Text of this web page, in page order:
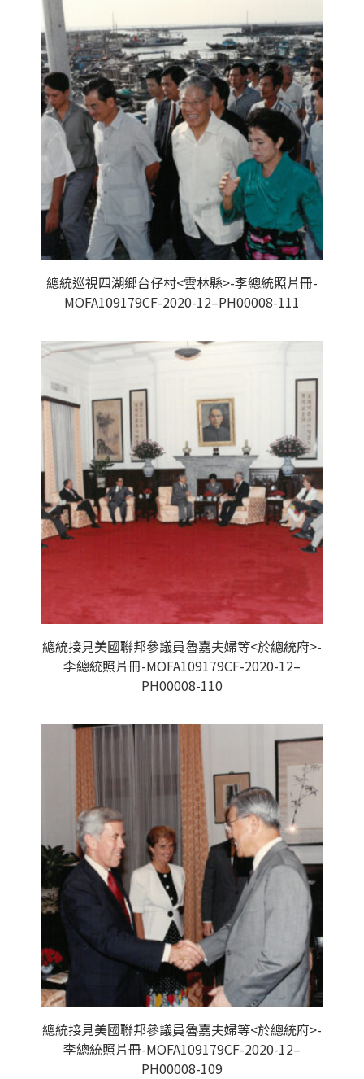
總統巡視四湖鄉台仔村<雲林縣>-李總統照片冊-
MOFA109179CF-2020-12–PH00008-111
總統接見美國聯邦參議員魯嘉夫婦等<於總統府>-
李總統照片冊-MOFA109179CF-2020-12–
PH00008-110
總統接見美國聯邦參議員魯嘉夫婦等<於總統府>-
李總統照片冊-MOFA109179CF-2020-12–
PH00008-109